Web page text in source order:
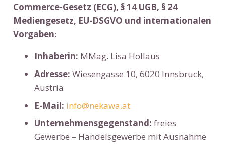
Commerce-Gesetz (ECG), § 14 UGB, § 24
Mediengesetz, EU-DSGVO und internationalen
Vorgaben:
Inhaberin: MMag. Lisa Hollaus
Adresse: Wiesengasse 10, 6020 Innsbruck,
Austria
E-Mail: info@nekawa.at
Unternehmensgegenstand: freies
Gewerbe – Handelsgewerbe mit Ausnahme